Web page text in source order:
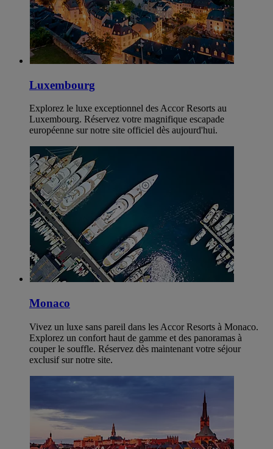
Luxembourg
Explorez le luxe exceptionnel des Accor Resorts au
Luxembourg. Réservez votre magnifique escapade
européenne sur notre site officiel dès aujourd'hui.
Monaco
Vivez un luxe sans pareil dans les Accor Resorts à Monaco.
Explorez un confort haut de gamme et des panoramas à
couper le souffle. Réservez dès maintenant votre séjour
exclusif sur notre site.